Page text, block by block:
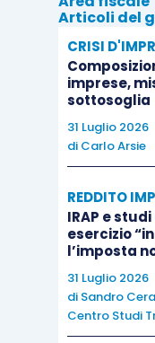
E pertanto,
estendere il
condebitore
rimasto
pagamento.
fatto valere,
nei confronti
Articoli del
CRISI
imprese,
sottosoglia
31 Luglio 2026
di Carlo Arsie
REDDITO
IRAP e
esercizio
l’imposta
31 Luglio 2026
di Sandro
Centro Studi